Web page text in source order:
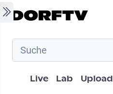
Skip to main content
Hauptnavigation
Live Lab Upload